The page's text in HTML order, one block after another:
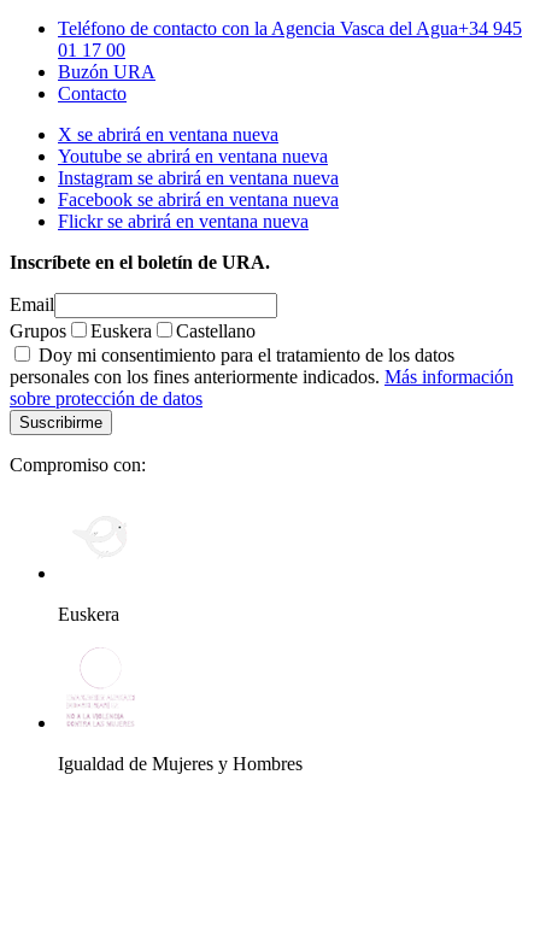
Teléfono de contacto con la Agencia Vasca del Agua+34 945
01 17 00
Buzón URA
Contacto
X se abrirá en ventana nueva
Youtube se abrirá en ventana nueva
Instagram se abrirá en ventana nueva
Facebook se abrirá en ventana nueva
Flickr se abrirá en ventana nueva
Inscríbete en el boletín de URA.
Email
Grupos
Euskera
Castellano
Doy mi consentimiento para el tratamiento de los datos
personales con los fines anteriormente indicados. Más información
sobre protección de datos
Compromiso con:
Euskera
Igualdad de Mujeres y Hombres